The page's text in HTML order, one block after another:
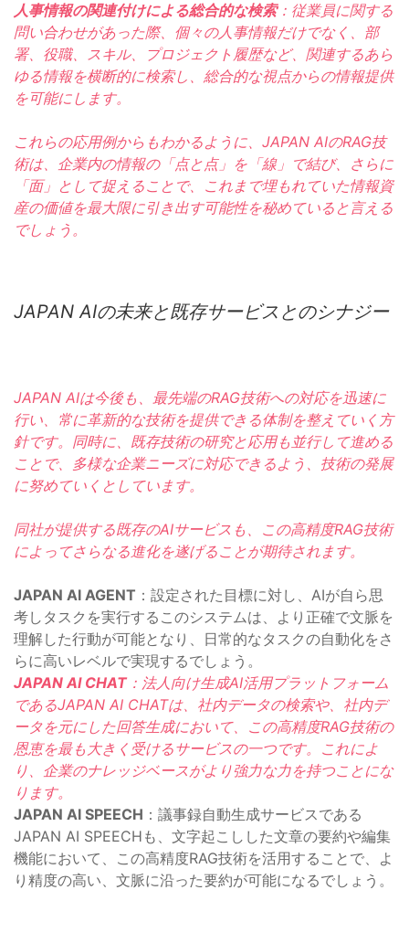
人事情報の関連付けによる総合的な検索：従業員に関する
問い合わせがあった際、個々の人事情報だけでなく、部
署、役職、スキル、プロジェクト履歴など、関連するあら
ゆる情報を横断的に検索し、総合的な視点からの情報提供
を可能にします。
これらの応用例からもわかるように、JAPAN AIのRAG技
術は、企業内の情報の「点と点」を「線」で結び、さらに
「面」として捉えることで、これまで埋もれていた情報資
産の価値を最大限に引き出す可能性を秘めていると言える
でしょう。
JAPAN AIの未来と既存サービスとのシナジー
JAPAN AIは今後も、最先端のRAG技術への対応を迅速に
行い、常に革新的な技術を提供できる体制を整えていく方
針です。同時に、既存技術の研究と応用も並行して進める
ことで、多様な企業ニーズに対応できるよう、技術の発展
に努めていくとしています。
同社が提供する既存のAIサービスも、この高精度RAG技術
によってさらなる進化を遂げることが期待されます。
JAPAN AI AGENT ：設定された目標に対し、AIが自ら思
考しタスクを実行するこのシステムは、より正確で文脈を
理解した行動が可能となり、日常的なタスクの自動化をさ
らに高いレベルで実現するでしょう。
JAPAN AI CHAT：法人向け生成AI活用プラットフォーム
であるJAPAN AI CHATは、社内データの検索や、社内デ
ータを元にした回答生成において、この高精度RAG技術の
恩恵を最も大きく受けるサービスの一つです。これによ
り、企業のナレッジベースがより強力な力を持つことにな
ります。
JAPAN AI SPEECH ：議事録自動生成サービスである
JAPAN AI SPEECHも、文字起こしした文章の要約や編集
機能において、この高精度RAG技術を活用することで、よ
り精度の高い、文脈に沿った要約が可能になるでしょう。